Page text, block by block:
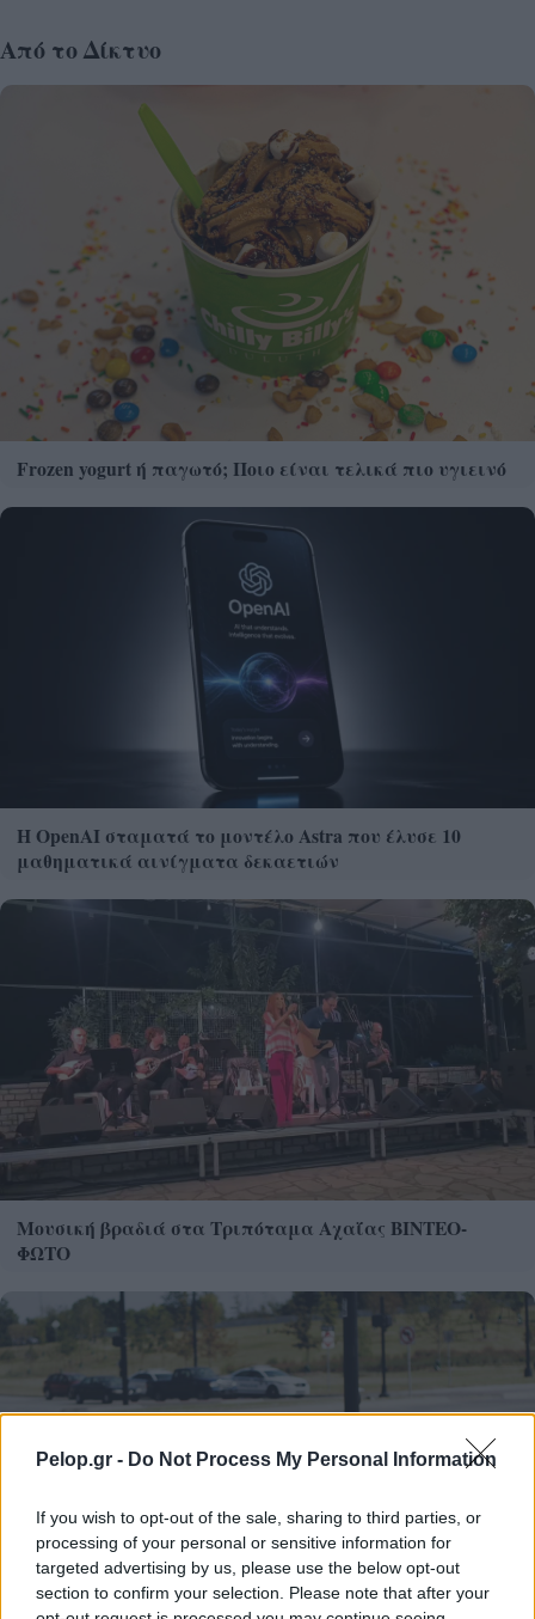
Pelop.gr - Do Not Process My Personal Information
If you wish to opt-out of the sale, sharing to third parties, or
processing of your personal or sensitive information for
targeted advertising by us, please use the below opt-out
section to confirm your selection. Please note that after your
Από το Δίκτυο
Frozen yogurt ή παγωτό; Ποιο είναι τελικά πιο υγιεινό
Η OpenAI σταματά το μοντέλο Astra που έλυσε 10
μαθηματικά αινίγματα δεκαετιών
Μουσική βραδιά στα Τριπόταμα Αχαΐας ΒΙΝΤΕΟ-
ΦΩΤΟ